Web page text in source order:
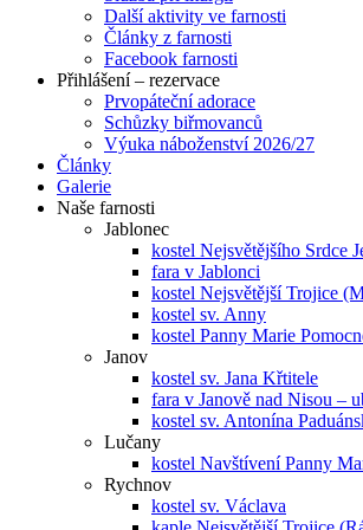
Další aktivity ve farnosti
Články z farnosti
Facebook farnosti
Přihlášení – rezervace
Prvopáteční adorace
Schůzky biřmovanců
Výuka náboženství 2026/27
Články
Galerie
Naše farnosti
Jablonec
kostel Nejsvětějšího Srdce
fara v Jablonci
kostel Nejsvětější Trojice
kostel sv. Anny
kostel Panny Marie
Janov
kostel sv. Jana Křtitele
fara v Janově nad Nisou –
kostel sv. Antonína
Lučany
kostel Navštívení Panny
Rychnov
kostel sv. Václava